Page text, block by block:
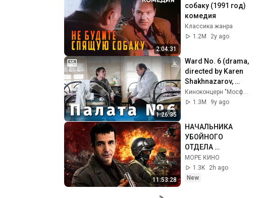
2:04:31
собаку (1991 год)
комедия
Классика жанра
1.2M
2y ago
1:26:35
Ward No. 6 (drama,
directed by Karen
Shakhnazarov,
2009)
1.3M
9y ago
11:53:28
НАЧАЛЬНИКА
УБОЙНОГО
ОТДЕЛА
ОБВИНИЛИ В
УБИЙСТВЕ СВОЕГО
АГЕНТА ПОД
МОРЕ КИНО
1.3K
2h ago
New